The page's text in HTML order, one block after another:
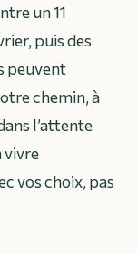
un 11
puis des
peuvent
chemin, à
l’attente
vivre
vos choix, pas